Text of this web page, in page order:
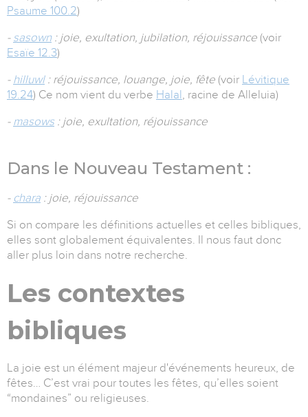
Psaume 100.2)
- sasown: joie, exultation, jubilation, réjouissance (voir
Esaïe 12.3)
- hilluwl: réjouissance, louange, joie, fête (voir Lévitique
19.24) Ce nom vient du verbe Halal , racine de Alleluia)
- masows: joie, exultation, réjouissance
Dans le Nouveau Testament :
- chara : joie, réjouissance
Si on compare les définitions actuelles et celles bibliques,
elles sont globalement équivalentes. Il nous faut donc
aller plus loin dans notre recherche.
Les contextes
bibliques
La joie est un élément majeur d'événements heureux, de
fêtes… C’est vrai pour toutes les fêtes, qu’elles soient
“mondaines” ou religieuses.